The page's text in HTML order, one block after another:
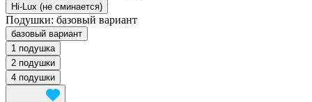
Hi-Lux (не сминается)
Подушки: базовый вариант
базовый вариант
1 подушка
2 подушки
4 подушки